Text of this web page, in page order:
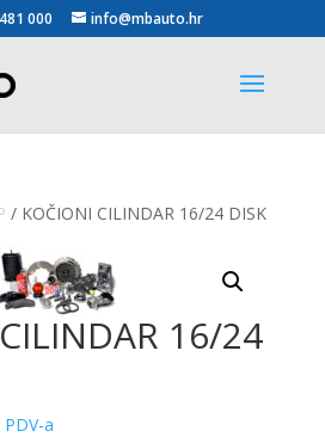
000 info@mbauto.hr
/ KOČIONI CILINDAR 16/24 DISK
16/24
a